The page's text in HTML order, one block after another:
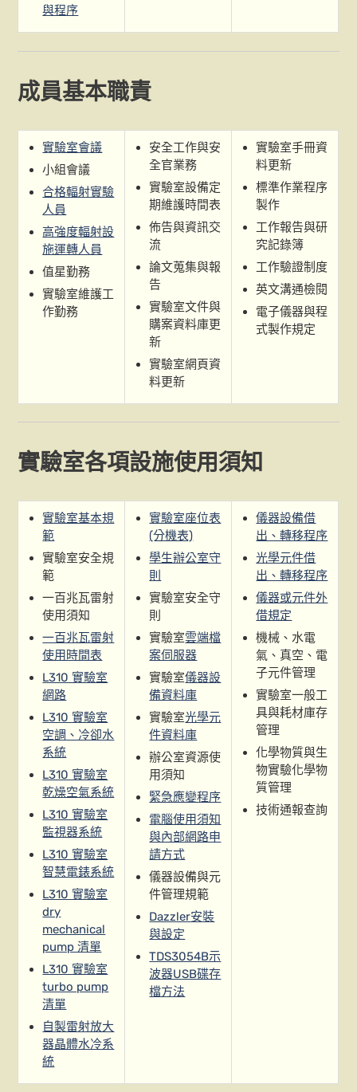
與程序
成員基本職責
實驗室會議
小組會議
合格輻射實驗
人員
高強度輻射設
施運轉人員
值星勤務
實驗室維護工
作勤務
安全工作與安
全官業務
實驗室設備定
期維護時間表
佈告與資訊交
流
論文蒐集與報
告
實驗室文件與
購案資料庫更
新
實驗室網頁資
料更新
實驗室手冊資
料更新
標準作業程序
製作
工作報告與研
究記錄簿
工作驗證制度
英文溝通檢閱
電子儀器與程
式製作規定
實驗室各項設施使用須知
實驗室基本規
範
實驗室安全規
範
一百兆瓦雷射
使用須知
一百兆瓦雷射
使用時間表
L310 實驗室
網路
L310 實驗室
空調、冷卻水
系統
L310 實驗室
乾燥空氣系統
L310 實驗室
監視器系統
L310 實驗室
智慧電錶系統
L310 實驗室
dry
mechanical
pump 清單
L310 實驗室
turbo pump
清單
自製雷射放大
器晶體水冷系
統
實驗室座位表
(分機表)
學生辦公室守
則
實驗室安全守
則
實驗室雲端檔
案伺服器
實驗室儀器設
備資料庫
實驗室光學元
件資料庫
辦公室資源使
用須知
緊急應變程序
電腦使用須知
與內部網路申
請方式
儀器設備與元
件管理規範
Dazzler安裝
與設定
TDS3054B示
波器USB碟存
檔方法
儀器設備借
出、轉移程序
光學元件借
出、轉移程序
儀器或元件外
借規定
機械、水電
氣、真空、電
子元件管理
實驗室一般工
具與耗材庫存
管理
化學物質與生
物實驗化學物
質管理
技術通報查詢